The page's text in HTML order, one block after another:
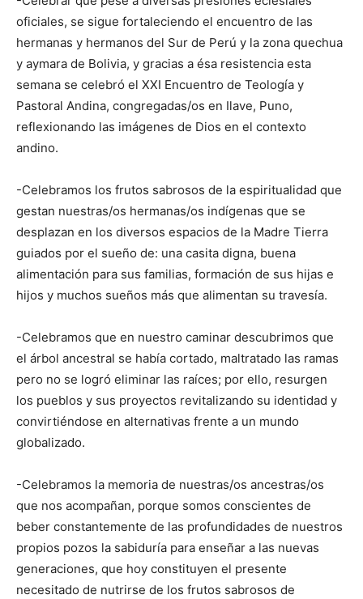
oficiales, se sigue fortaleciendo el encuentro de las
hermanas y hermanos del Sur de Perú y la zona quechua
y aymara de Bolivia, y gracias a ésa resistencia esta
semana se celebró el XXI Encuentro de Teología y
Pastoral Andina, congregadas/os en Ilave, Puno,
reflexionando las imágenes de Dios en el contexto
andino.
-Celebramos los frutos sabrosos de la espiritualidad que
gestan nuestras/os hermanas/os indígenas que se
desplazan en los diversos espacios de la Madre Tierra
guiados por el sueño de: una casita digna, buena
alimentación para sus familias, formación de sus hijas e
hijos y muchos sueños más que alimentan su travesía.
-Celebramos que en nuestro caminar descubrimos que
el árbol ancestral se había cortado, maltratado las ramas
pero no se logró eliminar las raíces; por ello, resurgen
los pueblos y sus proyectos revitalizando su identidad y
convirtiéndose en alternativas frente a un mundo
globalizado.
-Celebramos la memoria de nuestras/os ancestras/os
que nos acompañan, porque somos conscientes de
beber constantemente de las profundidades de nuestros
propios pozos la sabiduría para enseñar a las nuevas
generaciones, que hoy constituyen el presente
necesitado de nutrirse de los frutos sabrosos de